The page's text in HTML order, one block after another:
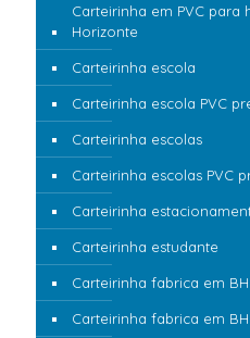
Carteirinha em PVC
Horizonte
Carteirinha escola
Carteirinha escola PVC
Carteirinha escolas
Carteirinha escolas PVC
Carteirinha
Carteirinha estudante
Carteirinha fabrica em BH
Carteirinha fabrica em